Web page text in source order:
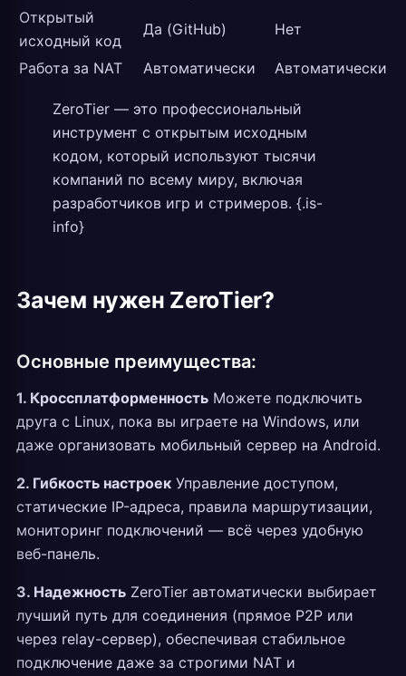
Открытый
исходный код
Да (GitHub) Нет
Работа за NAT Автоматически Автоматически
ZeroTier — это профессиональный
инструмент с открытым исходным
кодом, который используют тысячи
компаний по всему миру, включая
разработчиков игр и стримеров. {.is-
info}
Зачем нужен ZeroTier?
Основные преимущества:
1. Кроссплатформенность Можете подключить
друга с Linux, пока вы играете на Windows, или
даже организовать мобильный сервер на Android.
2. Гибкость настроек Управление доступом,
статические IP-адреса, правила маршрутизации,
мониторинг подключений — всё через удобную
веб-панель.
3. Надежность ZeroTier автоматически выбирает
лучший путь для соединения (прямое P2P или
через relay-сервер), обеспечивая стабильное
подключение даже за строгими NAT и